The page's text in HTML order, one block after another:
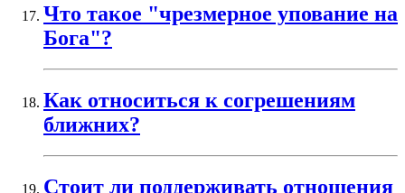
Что такое "чрезмерное упование на
Бога"?
Как относиться к согрешениям
ближних?
Стоит ли поддерживать отношения